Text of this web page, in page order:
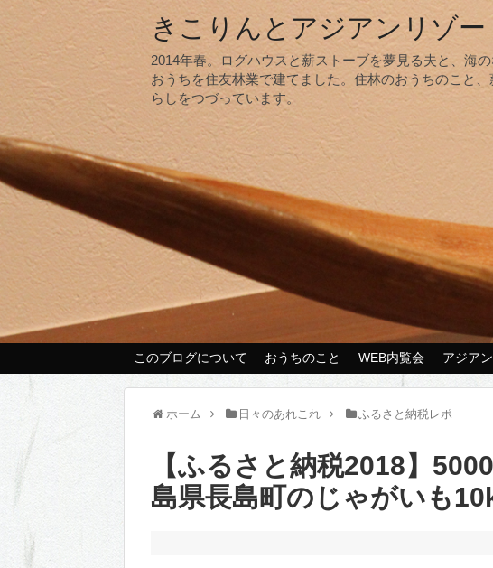
きこりんとアジアンリゾ
2014年春。ログハウスと薪ストーブを夢見る夫と、海
おうちを住友林業で建てました。住林のおうちのこと
らしをつづっています。
このブログについて おうちのこと WEB内覧会 アジア
ホーム 日々のあれこれ ふるさと納税レポ
【ふるさと納税2018】
島県長島町のじゃがいも